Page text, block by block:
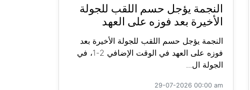
النجمة يؤجل حسم اللقب للجولة
الأخيرة بعد فوزه على العهد
النجمة يؤجل حسم اللقب للجولة الأخيرة بعد
فوزه على العهد في الوقت الإضافي 2-1، في
الجولة ال...
29-07-2026 00:00 am